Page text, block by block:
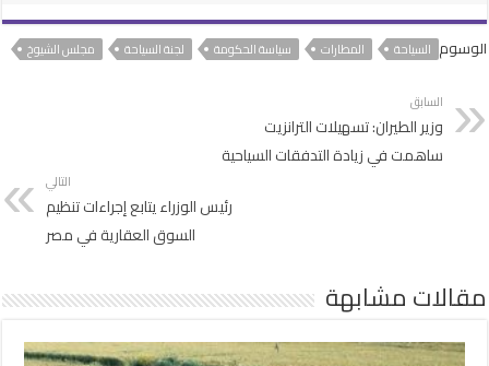
الوسوم السياحة المطارات سياسة الحكومة لجنة السياحة مجلس الشيوخ
السابق
وزير الطيران: تسهيلات الترانزيت
ساهمت في زيادة التدفقات السياحية
التالي
رئيس الوزراء يتابع إجراءات تنظيم
السوق العقارية في مصر
مقالات مشابهة